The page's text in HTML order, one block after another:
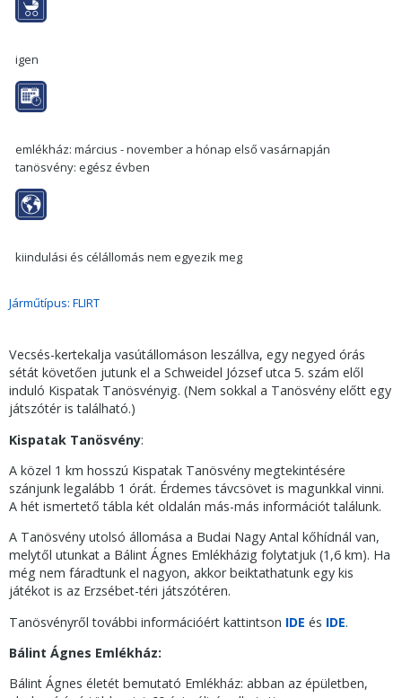
igen
emlékház: március - november a hónap első vasárnapján
tanösvény: egész évben
kiindulási és célállomás nem egyezik meg
Járműtípus: FLIRT
Vecsés-kertekalja vasútállomáson leszállva, egy negyed órás
sétát követően jutunk el a Schweidel József utca 5. szám elől
induló Kispatak Tanösvényig. (Nem sokkal a Tanösvény előtt egy
játszótér is található.)
Kispatak Tanösvény:
A közel 1 km hosszú Kispatak Tanösvény megtekintésére
szánjunk legalább 1 órát. Érdemes távcsövet is magunkkal vinni.
A hét ismertető tábla két oldalán más-más információt találunk.
A Tanösvény utolsó állomása a Budai Nagy Antal kőhídnál van,
melytől utunkat a Bálint Ágnes Emlékházig folytatjuk (1,6 km). Ha
még nem fáradtunk el nagyon, akkor beiktathatunk egy kis
játékot is az Erzsébet-téri játszótéren.
Tanösvényről további információért kattintson IDE és IDE.
Bálint Ágnes Emlékház:
Bálint Ágnes életét bemutató Emlékház: abban az épületben,